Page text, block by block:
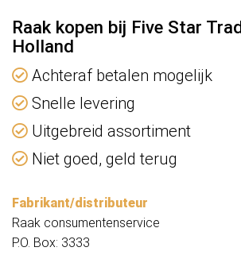
Raak kopen bij Five Star
Holland
Achteraf betalen mogelijk
Snelle levering
Uitgebreid assortiment
Niet goed, geld terug
Fabrikant/distributeur
Raak consumentenservice
P.O. Box: 3333